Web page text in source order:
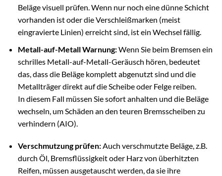
Beläge visuell prüfen. Wenn nur noch eine dünne Schicht
vorhanden ist oder die Verschleißmarken (meist
eingravierte Linien) erreicht sind, ist ein Wechsel fällig.
Metall-auf-Metall Warnung:Wenn Sie beim Bremsen ein
schrilles Metall-auf-Metall-Geräusch hören, bedeutet
das, dass die Beläge komplett abgenutzt sind und die
Metallträger direkt auf die Scheibe oder Felge reiben.
In diesem Fall müssen Sie sofort anhalten und die Beläge
wechseln, um Schäden an den teuren Bremsscheiben zu
verhindern (AIO).
Verschmutzung prüfen:Auch verschmutzte Beläge, z.B.
durch Öl, Bremsflüssigkeit oder Harz von überhitzten
Reifen, müssen ausgetauscht werden, da sie ihre